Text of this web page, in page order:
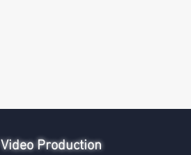
Video Production